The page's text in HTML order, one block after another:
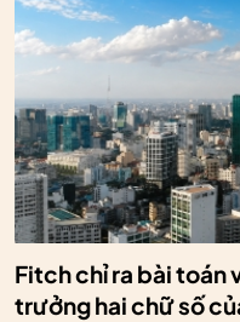
Fitch chỉ ra bài toán
trưởng hai chữ số